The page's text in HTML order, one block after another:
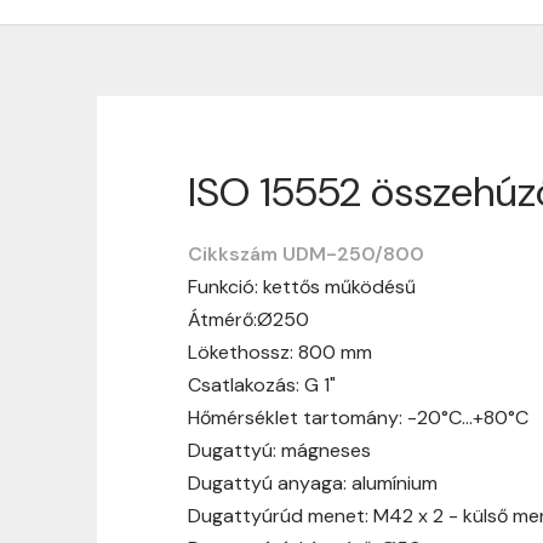
ISO 15552
Cikkszám UDM-250/800
Funkció: kettős működésű
Átmérő:Ø250
Lökethossz: 800 mm
Csatlakozás: G 1"
Hőmérséklet tartomány: -20°C…+80°C
Dugattyú: mágneses
Dugattyú anyaga: alumínium
Dugattyúrúd menet: M42 x 2 - külső
Szállítási
Nagyon köszönjük, hogy
vásárlásotok gördülékenyen és
hosszabb ideig tart, előre
Szállítási díj:
A szállítási díj függ
megtekinthetitek, mielőtt a